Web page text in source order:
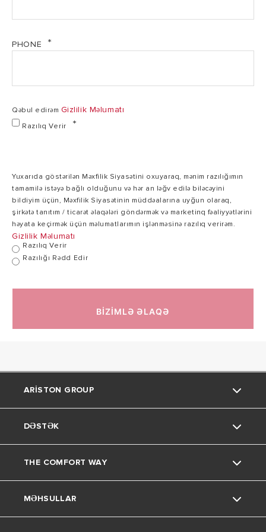
PHONE
Qəbul edirəm Gizlilik Məlumatı
Razılıq Verir
Yuxarıda göstərilən Məxfilik Siyasətini oxuyaraq, mənim razılığımın
tamamilə istəyə bağlı olduğunu və hər an ləğv edilə biləcəyini
bildiyim üçün, Məxfilik Siyasətinin müddəalarına uyğun olaraq,
şirkətə tanıtım / ticarət əlaqələri göndərmək və marketinq fəaliyyətlərini
həyata keçirmək üçün məlumatlarımın işlənməsinə razılıq verirəm.
Gizlilik Məlumatı
Razılıq Verir
Razılığı Rədd Edir
BİZİMLƏ ƏLAQƏ
ARISTON GROUP
Bizim haqqımızda
Bizim Qrup
Karyera
DƏSTƏK
Əlaqə
FAQs
THE COMFORT WAY
Fəndlər və tövsiyələr
MƏHSULLAR